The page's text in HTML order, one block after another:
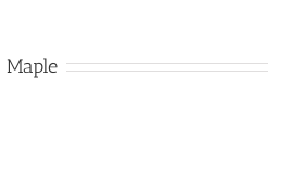
Maple